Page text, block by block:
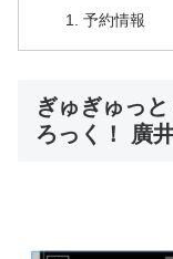
予約情報
ぎゅぎゅっ
ろっく！ 廣